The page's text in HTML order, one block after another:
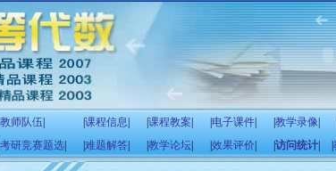
教师队伍 课程信息 课程教案 电子课件 教学录像
考研竞赛题选 难题解答 教学论坛 效果评价 访问统计